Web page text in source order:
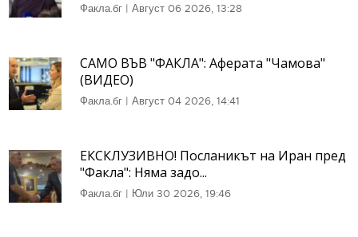
Факла.бг | Август 06 2026, 13:28
САМО ВЪВ "ФАКЛА": Аферата "Чамова"
(ВИДЕО)
Факла.бг | Август 04 2026, 14:41
ЕКСКЛУЗИВНО! Посланикът на Иран пред
"Факла": Няма задо...
Факла.бг | Юли 30 2026, 19:46